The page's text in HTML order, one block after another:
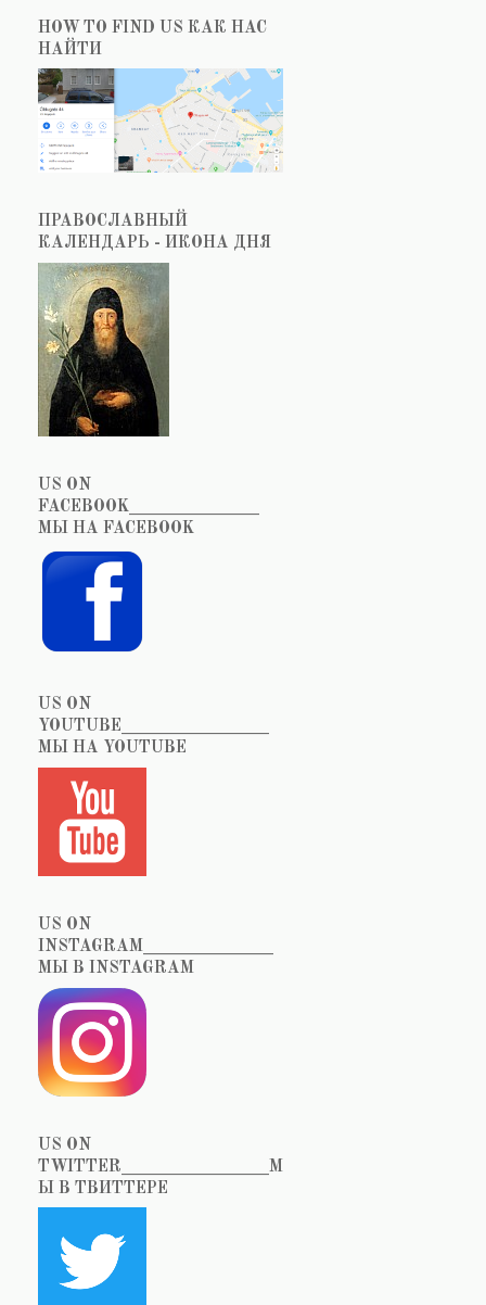
HOW TO FIND US КАК НАС
НАЙТИ
ПРАВОСЛАВНЫЙ
КАЛЕНДАРЬ - ИКОНА ДНЯ
US ON
FACEBOOK_______________
МЫ НА FACEBOOK
US ON
YOUTUBE_________________
МЫ НА YOUTUBE
US ON
INSTAGRAM_______________
МЫ В INSTAGRAM
US ON
TWITTER_________________М
Ы В ТВИТТЕРЕ